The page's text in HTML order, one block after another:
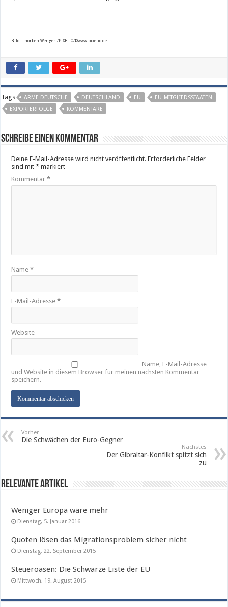
Bild: Thorben Wengert/PIXELIO/©www.pixelio.de
Tags ARME DEUTSCHE DEUTSCHLAND EU
EU-MITGLIEDSSTAATEN
EXPORTERFOLGE
KOMMENTARE
Schreibe einen Kommentar
Deine E-Mail-Adresse wird nicht veröffentlicht. Erforderliche Felder
sind mit* markiert
Kommentar*
Name*
E-Mail-Adresse*
Website
Name, E-Mail-Adresse
und Website in diesem Browser für meinen nächsten Kommentar
speichern.
Vorher
Die Schwächen der Euro-Gegner
Nächstes
Der Gibraltar-Konflikt spitzt sich
zu
Relevante Artikel
Weniger Europa wäre mehr
Dienstag, 5. Januar 2016
Quoten lösen das Migrationsproblem sicher nicht
Dienstag, 22. September 2015
Steueroasen: Die Schwarze Liste der EU
Mittwoch, 19. August 2015